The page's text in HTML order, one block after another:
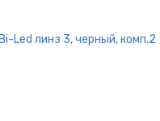
Led линз 3, черный, комп.2